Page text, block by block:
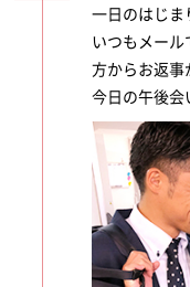
一日のはじま
いつもメー
方からお返事
今日の午後会